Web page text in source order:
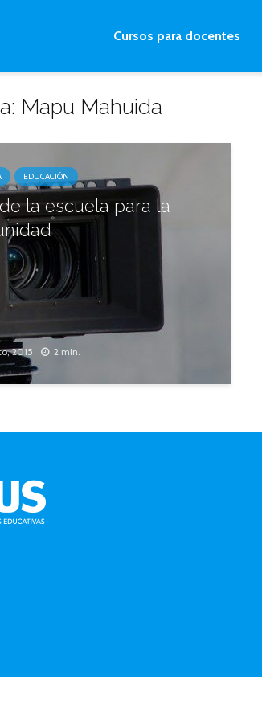
Cursos para docentes
Mapu Mahuida
EDUCACIÓN
la escuela para la
2015 2 min.